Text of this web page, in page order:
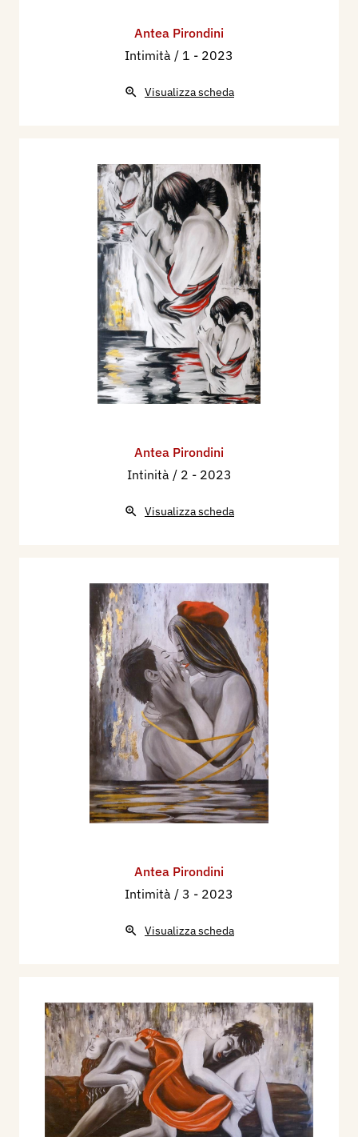
Antea Pirondini
Intimità / 1 - 2023
Visualizza scheda
Antea Pirondini
Intinità / 2 - 2023
Visualizza scheda
Antea Pirondini
Intimità / 3 - 2023
Visualizza scheda